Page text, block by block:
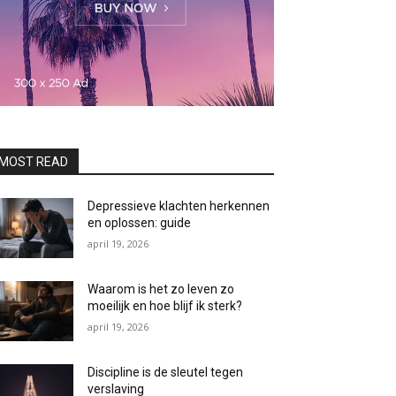
READ
Depressieve klachten herkennen
en oplossen: guide
april 19, 2026
Waarom is het zo leven zo
moeilijk en hoe blijf ik sterk?
april 19, 2026
Discipline is de sleutel tegen
verslaving